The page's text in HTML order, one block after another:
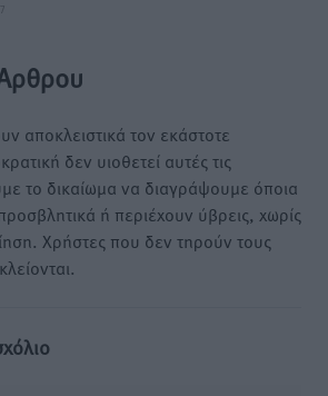
αποκλειστικά τον εκάστοτε
δεν υιοθετεί αυτές τις
το δικαίωμα να διαγράψουμε όποια
ή περιέχουν ύβρεις, χωρίς
Χρήστες που δεν τηρούν τους